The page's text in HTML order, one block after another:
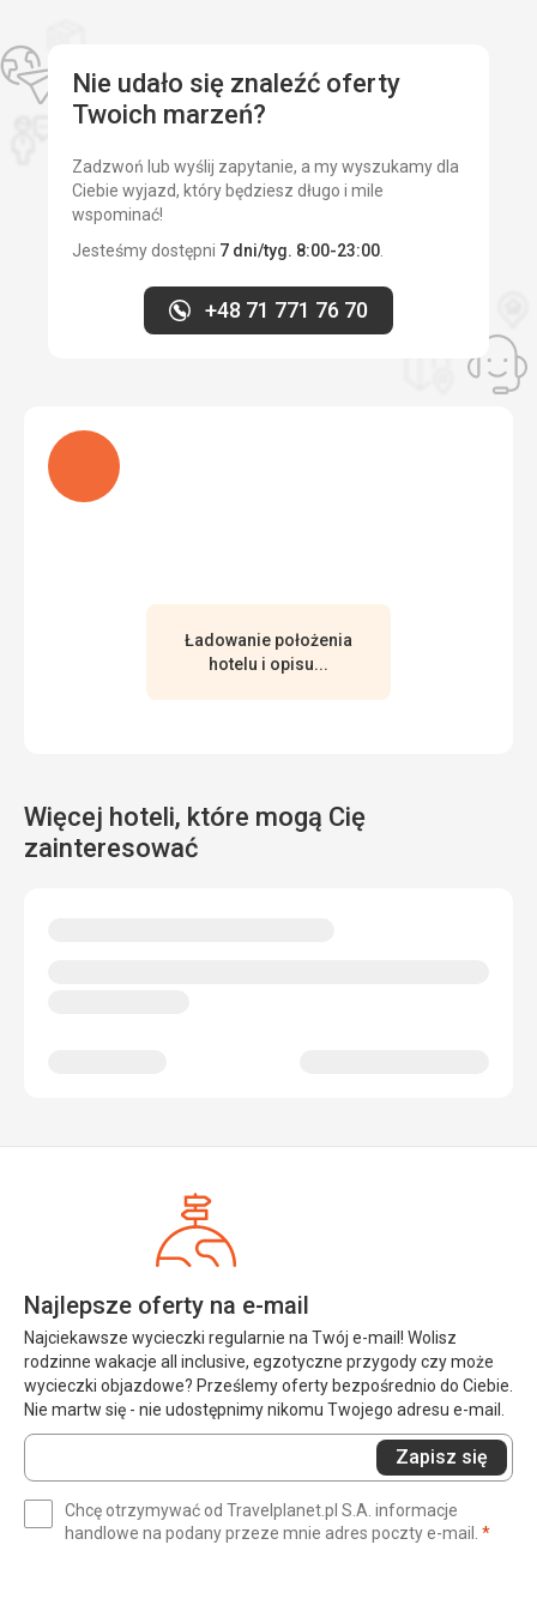
Plaża
Pięknie utrzymane plaże
Świetny
Zakwaterowanie
10 na 10
Usługi
Ta recenzja została automatycznie przetłumaczona za
Nie udało się znaleźć oferty
Twoich marzeń?
Zadzwoń lub wyślij zapytanie, a my wyszukamy dla
Ciebie wyjazd, który będziesz długo i mile
wspominać!
Jesteśmy dostępni 7 dni/tyg. 8:00-23:00
+48 71 771 76 70
Ładuję
Ładowanie położenia
hotelu i opisu...
Więcej hoteli, które mogą Cię
zainteresować
Najlepsze oferty na e-mail
Najciekawsze wycieczki regularnie na Twój e-mail! Wolisz
rodzinne wakacje all inclusive, egzotyczne przygody czy może
wycieczki objazdowe? Prześlemy oferty bezpośrednio do Ciebie.
Nie martw się - nie udostępnimy nikomu Twojego adresu e-mail.
Wprowadź
swój
(wymagane)
Zapisz się
Chcę otrzymywać od Travelplanet.pl S.A. informacje
handlowe na podany przeze mnie adres poczty e-mail. *